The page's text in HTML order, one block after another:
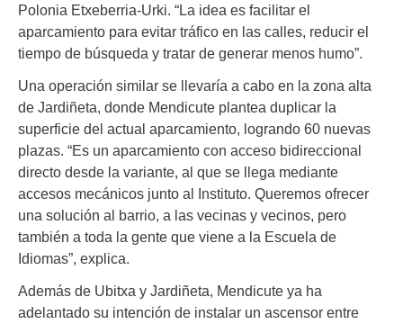
Polonia Etxeberria-Urki. “La idea es facilitar el
aparcamiento para evitar tráfico en las calles, reducir el
tiempo de búsqueda y tratar de generar menos humo”.
Una operación similar se llevaría a cabo en la zona alta
de Jardiñeta, donde Mendicute plantea duplicar la
superficie del actual aparcamiento, logrando 60 nuevas
plazas. “Es un aparcamiento con acceso bidireccional
directo desde la variante, al que se llega mediante
accesos mecánicos junto al Instituto. Queremos ofrecer
una solución al barrio, a las vecinas y vecinos, pero
también a toda la gente que viene a la Escuela de
Idiomas”, explica.
Además de Ubitxa y Jardiñeta, Mendicute ya ha
adelantado su intención de instalar un ascensor entre